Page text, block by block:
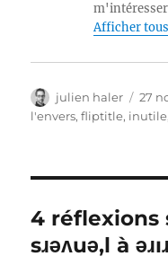
Afficher
Auteur
julien haler
le
27
l'envers,fliptitle, inutile
4 réflexions
sɹǝʌuǝ,l à